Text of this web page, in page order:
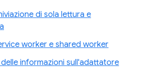
di sola lettura e
worker e shared worker
informazioni sull'adattatore